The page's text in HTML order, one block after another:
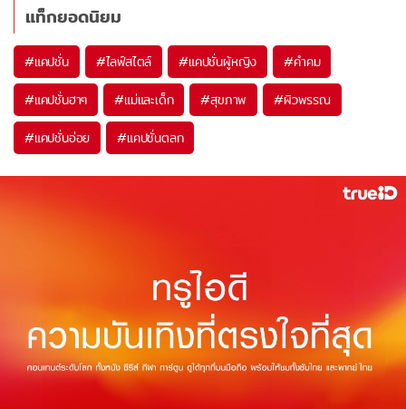
แท็กยอดนิยม
#แคปชั่น #ไลฟ์สไตล์ #แคปชั่นผู้หญิง #คำคม
#แคปชั่นฮาๆ #แม่และเด็ก #สุขภาพ #ผิวพรรณ
#แคปชั่นอ่อย #แคปชั่นตลก